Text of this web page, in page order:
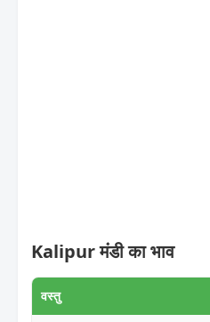
Kalipur मंडी का भाव
वस्तु